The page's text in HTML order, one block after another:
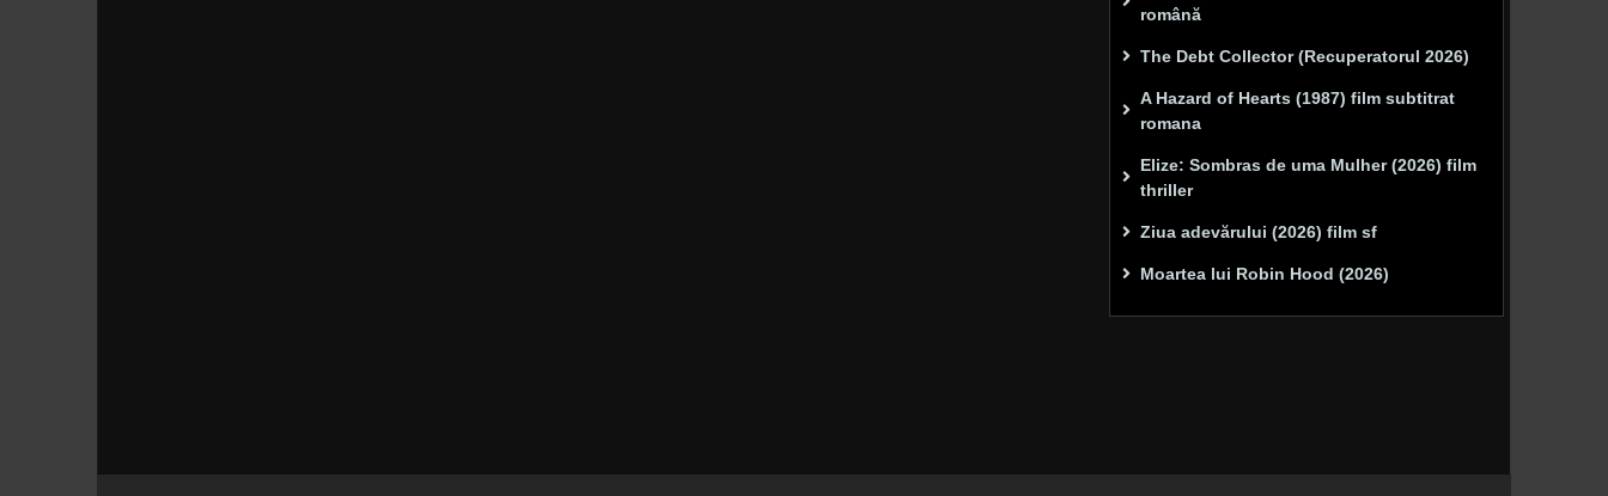
română
The Debt Collector (Recuperatorul 2026)
A Hazard of Hearts (1987) film subtitrat
romana
Elize: Sombras de uma Mulher (2026) film
thriller
Ziua adevărului (2026) film sf
Moartea lui Robin Hood (2026)